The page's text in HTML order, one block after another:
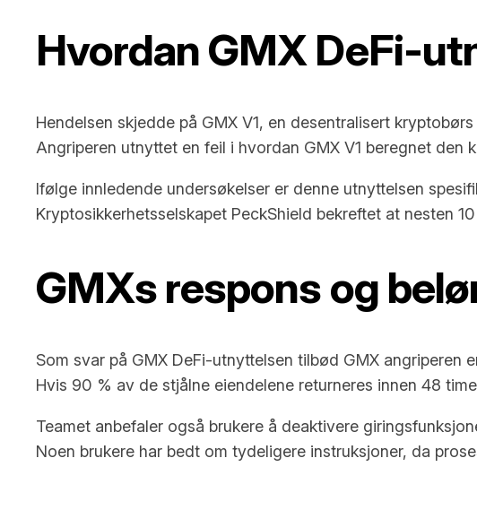
Hvordan GMX DeFi-
Hendelsen skjedde på GMX V1, en desentralisert
Angriperen utnyttet en feil i hvordan GMX V1 beregnet den
Ifølge innledende undersøkelser er denne utnyttelsen
Kryptosikkerhetsselskapet PeckShield bekreftet at nesten
GMXs respons og
Som svar på GMX DeFi-utnyttelsen tilbød GMX angriperen
Hvis 90 % av de stjålne eiendelene returneres innen 48
Teamet anbefaler også brukere å deaktivere
Noen brukere har bedt om tydeligere instruksjoner, da